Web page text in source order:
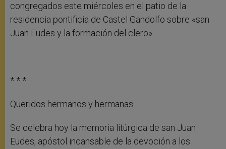
congregados este miércoles en el patio de la
residencia pontificia de Castel Gandolfo sobre «san
Juan Eudes y la formación del clero».
* * *
Queridos hermanos y hermanas:
Se celebra hoy la memoria litúrgica de san Juan
Eudes, apóstol incansable de la devoción a los